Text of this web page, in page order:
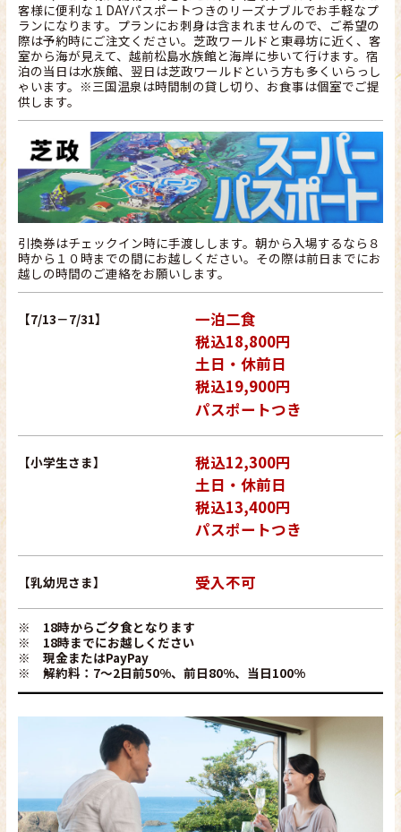
客様に便利な１DAYパスポートつきのリーズナブルでお手軽なプ
ランになります。プランにお刺身は含まれませんので、ご希望の
際は予約時にご注文ください。芝政ワールドと東尋坊に近く、客
室から海が見えて、越前松島水族館と海岸に歩いて行けます。宿
泊の当日は水族館、翌日は芝政ワールドという方も多くいらっし
ゃいます。※三国温泉は時間制の貸し切り、お食事は個室でご提
供します。
引換券はチェックイン時に手渡しします。朝から入場するなら８
時から１０時までの間にお越しください。その際は前日までにお
越しの時間のご連絡をお願いします。
【7/13－7/31】
一泊二食
税込18,800円
土日・休前日
税込19,900円
パスポートつき
【小学生さま】
税込12,300円
土日・休前日
税込13,400円
パスポートつき
【乳幼児さま】 受入不可
※ 18時からご夕食となります
※ 18時までにお越しください
※ 現金またはPayPay
※ 解約料：7～2日前50%、前日80%、当日100%